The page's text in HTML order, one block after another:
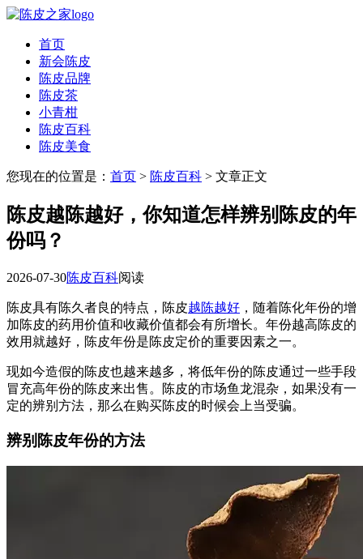
首页
新会陈皮
陈皮品牌
陈皮茶
小青柑
陈皮百科
陈皮美食
您现在的位置是： 首页 > 陈皮百科 > 文章正文
陈皮越陈越好，你知道怎样辨别陈皮的年
份吗？
2026-07-30陈皮百科阅读
陈皮具有陈久者良的特点，陈皮越陈越好 ，随着陈化年份的增
加陈皮的药用价值和收藏价值都会有所增长。年份越高陈皮的
效用就越好，陈皮年份是陈皮定价的重要因素之一。
现如今造假的陈皮也越来越多，将低年份的陈皮通过一些手段
冒充高年份的陈皮来出售。陈皮的市场鱼龙混杂，如果没有一
定的辨别方法，那么在购买陈皮的时候会上当受骗。
辨别陈皮年份的方法